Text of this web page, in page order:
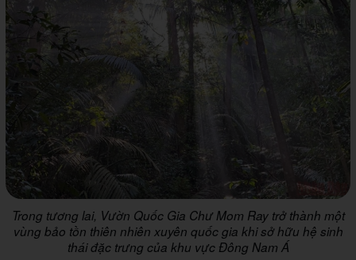
Trong tương lai, Vườn Quốc Gia Chư Mom Ray trở thành một
vùng bảo tồn thiên nhiên xuyên quốc gia khi sở hữu hệ sinh
thái đặc trưng của khu vực Đông Nam Á